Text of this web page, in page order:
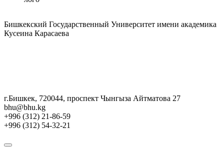
Бишкекский Государственный Университет имени академика
Кусеина Карасаева
г.Бишкек, 720044, проспект Чынгыза Айтматова 27
bhu@bhu.kg
+996 (312) 21-86-59
+996 (312) 54-32-21